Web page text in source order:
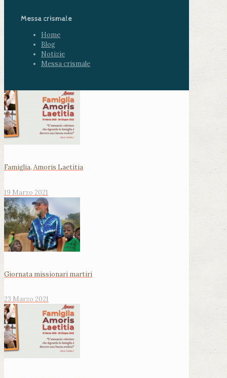
Messa crismale
Home
Blog
Notizie
Messa crismale
Famiglia, Amoris Laetitia
19 Marzo 2021
Giornata missionari martiri
23 Marzo 2021